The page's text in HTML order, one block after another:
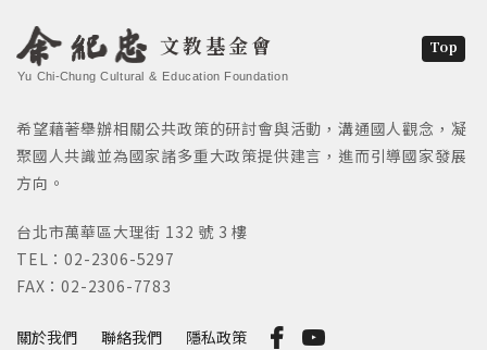
文教基金會
Yu Chi-Chung Cultural & Education Foundation
關於我們 聯絡我們 隱私政策
希望藉著舉辦相關公共政策的研討會與活動，溝通國人觀念，凝
聚國人共識並為國家諸多重大政策提供建言，進而引導國家發展
方向。
台北市萬華區大理街 132 號 3 樓
TEL：02-2306-5297
FAX：02-2306-7783
Top